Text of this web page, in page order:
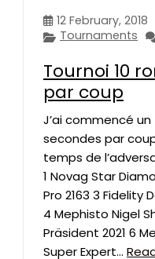
12 February, 2018
Tournaments
Tournoi 10
par coup
J’ai commencé
secondes par
temps de
1 Novag Star
Pro 2163 3 Fidelity
4 Mephisto Nigel
Präsident 2021 6
Super Expert…